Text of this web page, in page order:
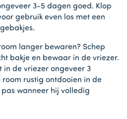
3-5 dagen goed. Klop
gebruik even los met een
langer bewaren? Schep
bakje en bewaar in de vriezer.
in de vriezer ongeveer 3
rustig ontdooien in de
wanneer hij volledig